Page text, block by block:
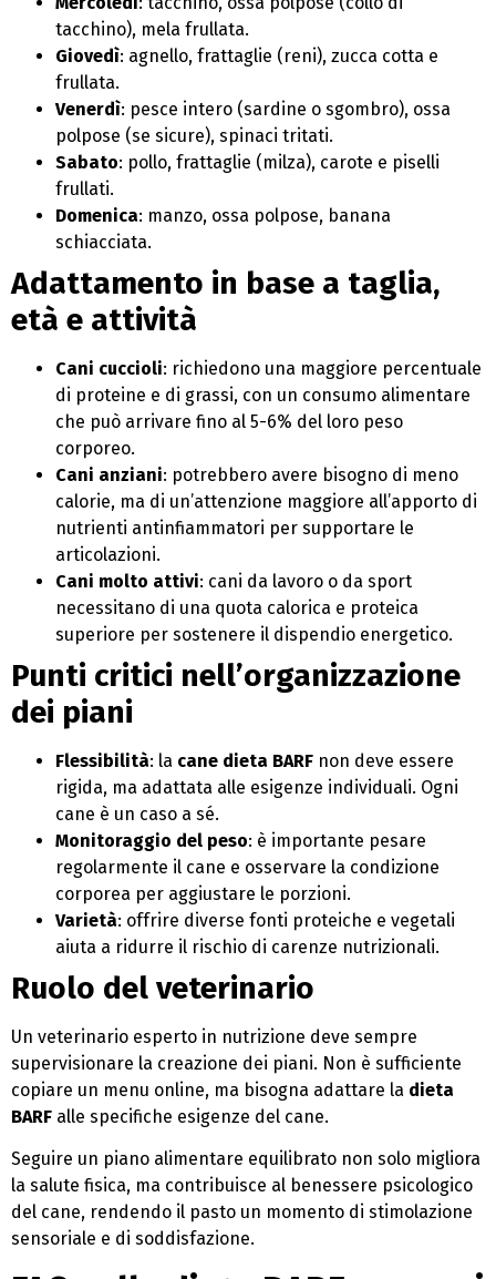
tacchino), mela frullata.
Giovedì: agnello, frattaglie (reni), zucca cotta e
frullata.
Venerdì: pesce intero (sardine o sgombro), ossa
polpose (se sicure), spinaci tritati.
Sabato: pollo, frattaglie (milza), carote e piselli
frullati.
Domenica: manzo, ossa polpose, banana
schiacciata.
Adattamento in base a taglia,
età e attività
Cani cuccioli: richiedono una maggiore percentuale
di proteine e di grassi, con un consumo alimentare
che può arrivare fino al 5-6% del loro peso
corporeo.
Cani anziani: potrebbero avere bisogno di meno
calorie, ma di un’attenzione maggiore all’apporto di
nutrienti antinfiammatori per supportare le
articolazioni.
Cani molto attivi: cani da lavoro o da sport
necessitano di una quota calorica e proteica
superiore per sostenere il dispendio energetico.
Punti critici nell’organizzazione
dei piani
Flessibilità: la cane dieta BARF non deve essere
rigida, ma adattata alle esigenze individuali. Ogni
cane è un caso a sé.
Monitoraggio del peso: è importante pesare
regolarmente il cane e osservare la condizione
corporea per aggiustare le porzioni.
Varietà: offrire diverse fonti proteiche e vegetali
aiuta a ridurre il rischio di carenze nutrizionali.
Ruolo del veterinario
Un veterinario esperto in nutrizione deve sempre
supervisionare la creazione dei piani. Non è sufficiente
copiare un menu online, ma bisogna adattare la dieta
BARF alle specifiche esigenze del cane.
Seguire un piano alimentare equilibrato non solo migliora
la salute fisica, ma contribuisce al benessere psicologico
del cane, rendendo il pasto un momento di stimolazione
sensoriale e di soddisfazione.